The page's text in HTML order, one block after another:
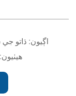
اڳيون: ڌاتو
هيٺيون: